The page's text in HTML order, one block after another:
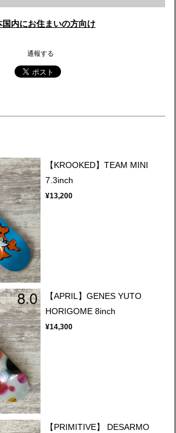
国内にお住まいの方向け
通報する
【KROOKED】TEAM MINI
7.3inch
¥13,200
【APRIL】GENES YUTO
HORIGOME 8inch
¥14,300
【PRIMITIVE】 DESARMO